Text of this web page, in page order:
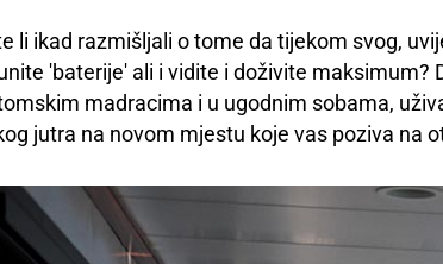
li ikad razmišljali o tome da tijekom svog,
'baterije' ali i vidite i doživite maksimum?
madracima i u ugodnim sobama,
jutra na novom mjestu koje vas poziva na